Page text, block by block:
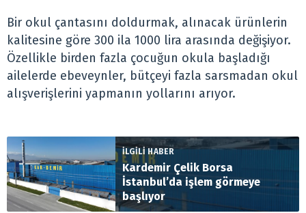
Bir okul çantasını doldurmak, alınacak ürünlerin
kalitesine göre 300 ila 1000 lira arasında değişiyor.
Özellikle birden fazla çocuğun okula başladığı
ailelerde ebeveynler, bütçeyi fazla sarsmadan okul
alışverişlerini yapmanın yollarını arıyor.
İLGİLİ HABER
Kardemir Çelik Borsa
İstanbul’da işlem görmeye
başlıyor